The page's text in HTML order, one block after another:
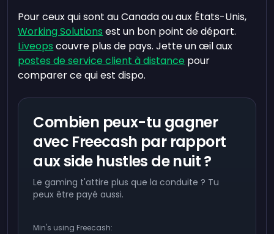
Pour ceux qui sont au Canada ou aux États-Unis,
Working Solutions est un bon point de départ.
Liveops couvre plus de pays. Jette un œil aux
postes de service client à distance pour
comparer ce qui est dispo.
Combien peux-tu gagner
avec Freecash par rapport
aux side hustles de nuit ?
Le gaming t'attire plus que la conduite ? Tu
peux être payé aussi.
Min's using Freecash: